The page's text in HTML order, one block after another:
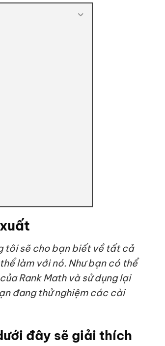
tôi sẽ cho bạn biết về tất cả
làm với nó. Như bạn có thể
Rank Math và sử dụng lại
đang thử nghiệm các cài
đây sẽ giải thích